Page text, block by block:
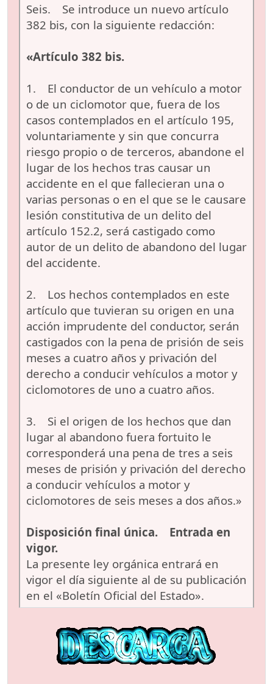
Seis. Se introduce un nuevo artículo
382 bis, con la siguiente redacción:
«Artículo 382 bis.
1. El conductor de un vehículo a motor
o de un ciclomotor que, fuera de los
casos contemplados en el artículo 195,
voluntariamente y sin que concurra
riesgo propio o de terceros, abandone el
lugar de los hechos tras causar un
accidente en el que fallecieran una o
varias personas o en el que se le causare
lesión constitutiva de un delito del
artículo 152.2, será castigado como
autor de un delito de abandono del lugar
del accidente.
2. Los hechos contemplados en este
artículo que tuvieran su origen en una
acción imprudente del conductor, serán
castigados con la pena de prisión de seis
meses a cuatro años y privación del
derecho a conducir vehículos a motor y
ciclomotores de uno a cuatro años.
3. Si el origen de los hechos que dan
lugar al abandono fuera fortuito le
corresponderá una pena de tres a seis
meses de prisión y privación del derecho
a conducir vehículos a motor y
ciclomotores de seis meses a dos años.»
Disposición final única. Entrada en
vigor.
La presente ley orgánica entrará en
vigor el día siguiente al de su publicación
en el «Boletín Oficial del Estado».